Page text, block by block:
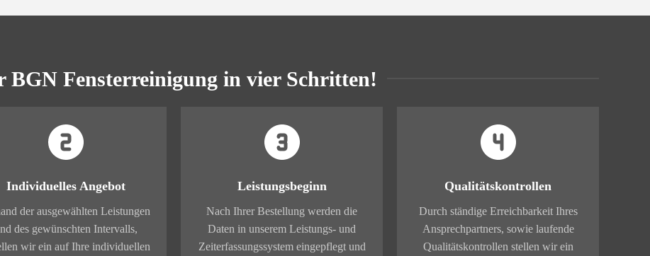
BGN Fensterreinigung in vier Schritten!
Individuelles Angebot
der ausgewählten Leistungen
des gewünschten Intervalls,
wir ein auf Ihre individuellen
Leistungsbeginn
Nach Ihrer Bestellung werden die
Daten in unserem Leistungs- und
Zeiterfassungssystem eingepflegt und
Qualitätskontrollen
Durch ständige Erreichbarkeit Ihres
Ansprechpartners, sowie laufende
Qualitätskontrollen stellen wir ein